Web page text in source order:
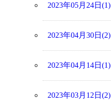
2023年05月24日(1)
2023年04月30日(2)
2023年04月14日(1)
2023年03月12日(2)